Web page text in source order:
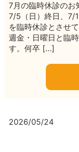
7月の臨時休診のお
7/5（日）終日、7/
を臨時休診とさせ
週金・日曜日と臨
す。何卒 […]
2026/05/24